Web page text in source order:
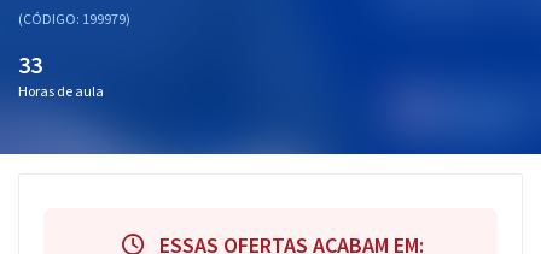
(CÓDIGO: 199979)
33
Horas de aula
ESSAS OFERTAS ACABAM EM: